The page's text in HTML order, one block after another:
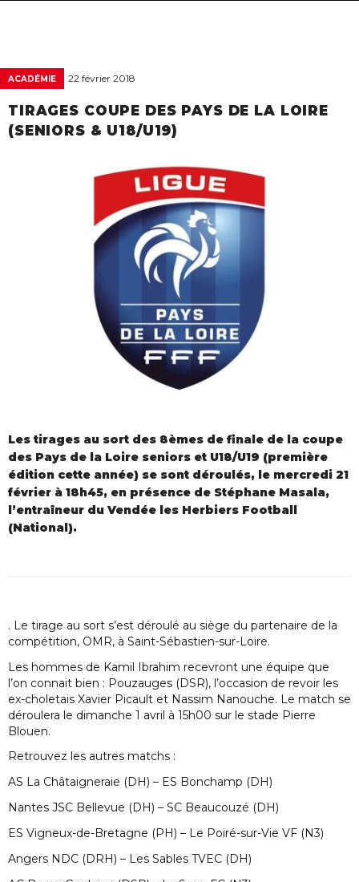
ACADÉMIE 22 février 2018
TIRAGES COUPE DES PAYS DE LA LOIRE
(SENIORS & U18/U19)
Les tirages au sort des 8èmes de finale de la coupe
des Pays de la Loire seniors et U18/U19 (première
édition cette année) se sont déroulés, le mercredi 21
février à 18h45, en présence de Stéphane Masala,
l’entraîneur du Vendée les Herbiers Football
(National).
. Le tirage au sort s’est déroulé au siège du partenaire de la
compétition, OMR, à Saint-Sébastien-sur-Loire.
Les hommes de Kamil Ibrahim recevront une équipe que
l’on connait bien : Pouzauges (DSR), l’occasion de revoir les
ex-choletais Xavier Picault et Nassim Nanouche. Le match se
déroulera le dimanche 1 avril à 15h00 sur le stade Pierre
Blouen.
Retrouvez les autres matchs :
AS La Châtaigneraie (DH) – ES Bonchamp (DH)
Nantes JSC Bellevue (DH) – SC Beaucouzé (DH)
ES Vigneux-de-Bretagne (PH) – Le Poiré-sur-Vie VF (N3)
Angers NDC (DRH) – Les Sables TVEC (DH)